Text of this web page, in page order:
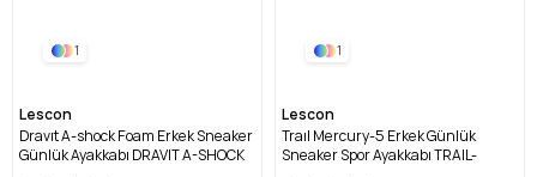
1
Lescon
Dravıt A-shock Foam Erkek Sneaker
Günlük Ayakkabı DRAVIT A-SHOCK
1
Lescon
Traıl Mercury-5 Erkek Günlük
Sneaker Spor Ayakkabı TRAIL-